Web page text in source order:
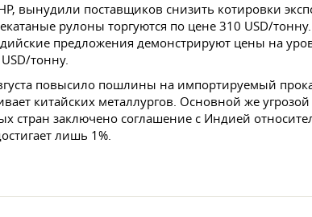
вынудили поставщиков снизить котировки
рулоны торгуются по цене 310 USD/
предложения демонстрируют цены на
тонну.
повысило пошлины на импортируемый
китайских металлургов. Основной же
стран заключено соглашение с Индией
лишь 1%.